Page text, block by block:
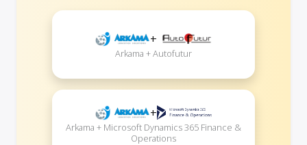
+
Arkama + Autofutur
+
Arkama + Microsoft Dynamics 365 Finance &
Operations